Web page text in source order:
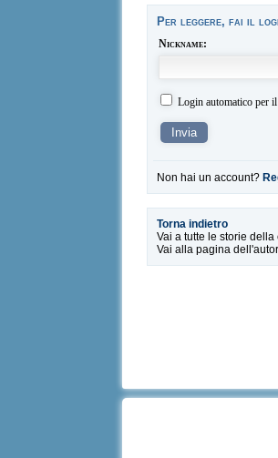
Per leggere, fai il
Nickname:
Login automatico per
Non hai un account?
Torna indietro
Vai a tutte le storie
Vai alla pagina